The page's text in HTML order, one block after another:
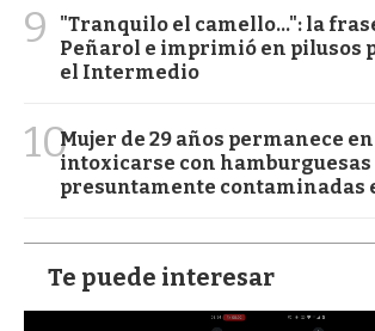
9
"Tranquilo el camello...": la
Peñarol e imprimió en pilusos
el Intermedio
10Mujer de 29 años permanece
intoxicarse con hamburguesas
presuntamente contaminadas
Te puede interesar